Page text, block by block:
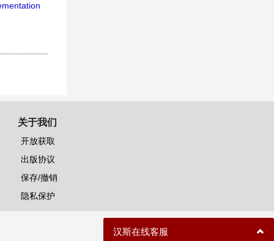
关于我们
开放获取
出版协议
保存/撤销
隐私保护